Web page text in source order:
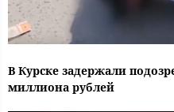
В Курске задержали
миллиона рублей